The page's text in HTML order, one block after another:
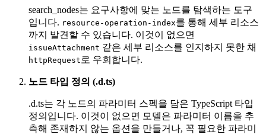
search_nodes는 요구사항에 맞는 노드를 탐색하는 도구
입니다. resource-operation-index를 통해 세부 리소스
까지 발견할 수 있습니다. 이것이 없으면
issueAttachment 같은 세부 리소스를 인지하지 못한 채
httpRequest 로 우회합니다.
노드 타입 정의 (.d.ts)
.d.ts는 각 노드의 파라미터 스펙을 담은 TypeScript 타입
정의입니다. 이것이 없으면 모델은 파라미터 이름을 추
측해 존재하지 않는 옵션을 만들거나, 꼭 필요한 파라미